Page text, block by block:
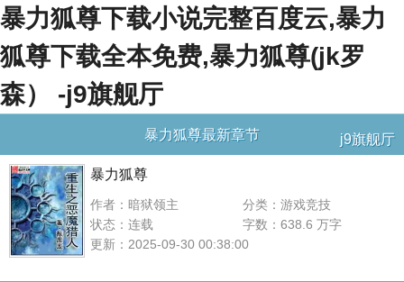
暴力狐尊下载小说完整百度云,暴力
狐尊下载全本免费,暴力狐尊(jk罗
森） -j9旗舰厅
暴力狐尊最新章节 j9旗舰厅
暴力狐尊
作者：暗狱领主
分类：游戏竞技
状态：连载
字数：638.6 万字
更新：2025-09-30 00:38:00